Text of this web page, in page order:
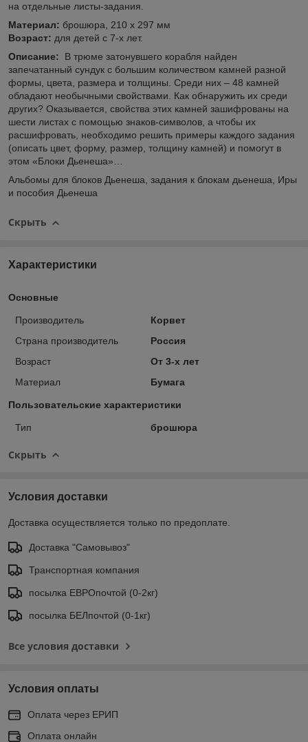
на отдельные листы-задания.
Материал: брошюра, 210 х 297 мм
Возраст: для детей с 7-х лет.
Описание:
В трюме затонувшего корабля найден
запечатанный сундук с большим количеством камней разной
формы, цвета, размера и толщины. Среди них – 48 камней
обладают необычными свойствами. Как обнаружить их среди
других? Оказывается, свойства этих камней зашифрованы на
шести листах с помощью знаков-символов, а чтобы их
расшифровать, необходимо решить примеры каждого задания
(описать цвет, форму, размер, толщину камней) и помогут в
этом «Блоки Дьенеша»…
Альбомы для блоков Дьенеша, задания к блокам дьенеша, Иры
и пособия Дьенеша
Скрыть
Характеристики
Основные
Производитель
Корвет
Страна производитель
Россия
Возраст
От 3-х лет
Материал
Бумага
Пользовательские характеристики
Тип брошюра
Скрыть
Условия доставки
Доставка осуществляется только по предоплате.
Доставка "Самовывоз"
Транспортная компания
посылка ЕВРОпочтой (0-2кг)
посылка БЕЛпочтой (0-1кг)
Все условия доставки
Условия оплаты
Оплата через ЕРИП
Оплата онлайн